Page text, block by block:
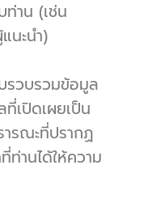
าน (เช่น
นะนำ)
วบรวมข้อมูล
เปิดเผยเป็น
ารณะที่ปรากฏ
านได้ให้ความ